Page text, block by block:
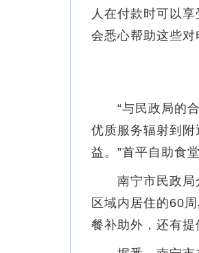
人在付款时可以
会悉心帮助这些对
“与民政局的合
优质服务辐射到
益。”首平自助食
南宁市民政局介
区域内居住的60
餐补助外，还有提